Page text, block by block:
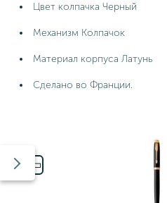
Цвет колпачка Черный
Механизм Колпачок
Материал корпуса Латунь
Сделано во Франции.